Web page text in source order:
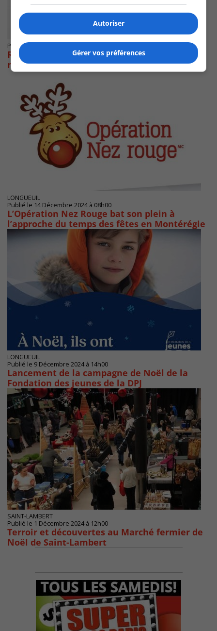
Publié le 20 Décembre 2024 à 14h00
Revenu Québec adapte temporairement ses
mesures face aux retards postaux
LONGUEUIL
Publié le 14 Décembre 2024 à 08h00
L’Opération Nez Rouge bat son plein à
l’approche du temps des fêtes en Montérégie
LONGUEUIL
Publié le 9 Décembre 2024 à 14h00
Lancement de la campagne de Noël de la
Fondation des jeunes de la DPJ
SAINT-LAMBERT
Publié le 1 Décembre 2024 à 12h00
Terroir et découvertes au Marché fermier de
Noël de Saint-Lambert
Autoriser
Gérer vos préférences